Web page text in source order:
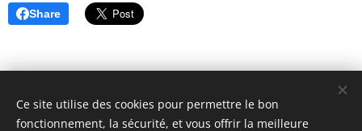
Share
Chauffage-Service Paris
Artisan plombier-chauffagiste
Ce site utilise des cookies pour permettre le bon
fonctionnement, la sécurité, et vous offrir la meilleure